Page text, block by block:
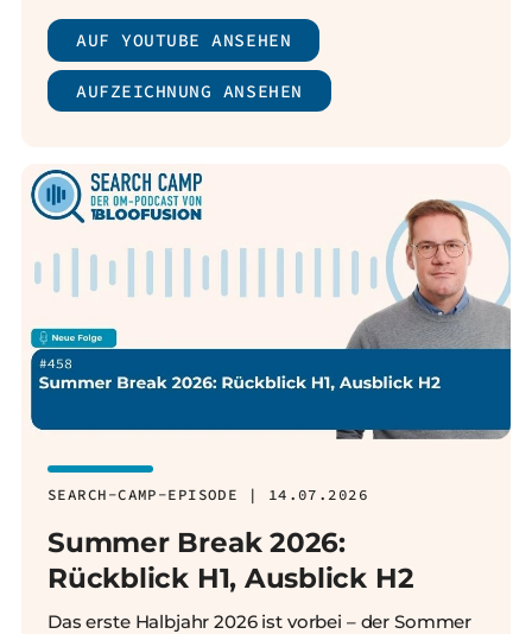
AUF YOUTUBE ANSEHEN
AUFZEICHNUNG ANSEHEN
SEARCH-CAMP-EPISODE | 14.07.2026
Summer Break 2026:
Rückblick H1, Ausblick H2
Das erste Halbjahr 2026 ist vorbei – der Sommer